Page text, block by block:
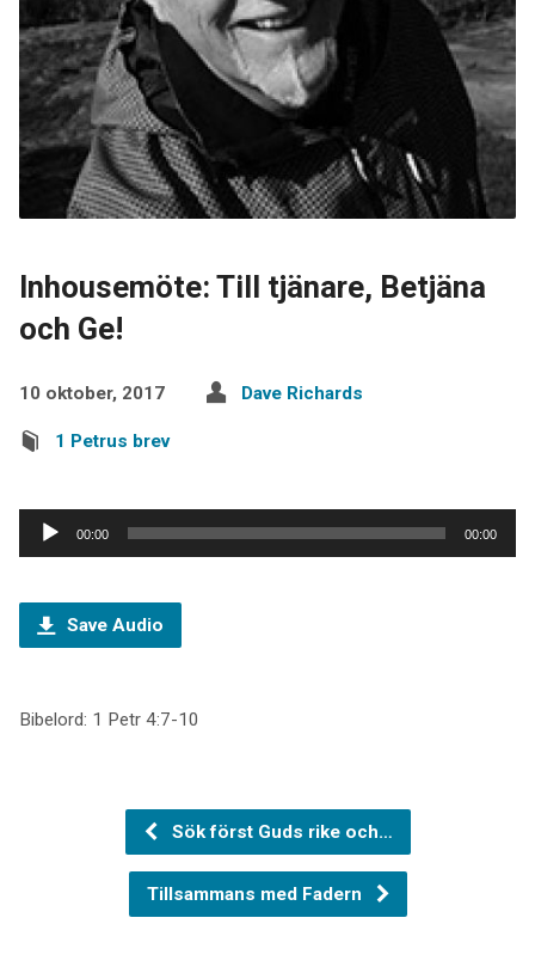
Inhousemöte: Till tjänare, Betjäna
och Ge!
10 oktober, 2017 Dave Richards
1 Petrus brev
Ljudspelare
00:00 00:00
Save Audio
Bibelord: 1 Petr 4:7-10
Sök först Guds rike och…
Tillsammans med Fadern